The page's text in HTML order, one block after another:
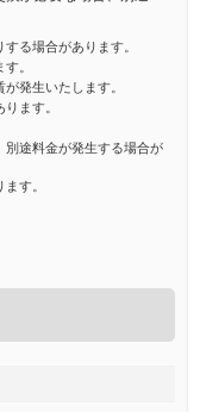
る場合があります。
。
発生いたします。
ます。
途料金が発生する場合が
す。